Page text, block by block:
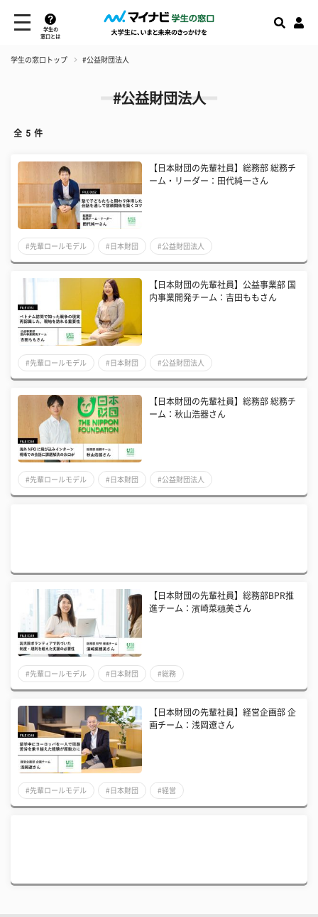
学生の
窓口とは
学生の窓口トップ #公益財団法人
#公益財団法人
全 5 件
【日本財団の先輩社員】総務部 総務チ
ーム・リーダー：田代純一さん
#先輩ロールモデル #日本財団 #公益財団法人
【日本財団の先輩社員】公益事業部 国
内事業開発チーム：吉田ももさん
#先輩ロールモデル #日本財団 #公益財団法人
【日本財団の先輩社員】総務部 総務チ
ーム：秋山浩器さん
#先輩ロールモデル #日本財団 #公益財団法人
【日本財団の先輩社員】総務部BPR推
進チーム：濱崎菜穗美さん
#先輩ロールモデル #日本財団 #総務
【日本財団の先輩社員】経営企画部 企
画チーム：浅岡遼さん
#先輩ロールモデル #日本財団 #経営